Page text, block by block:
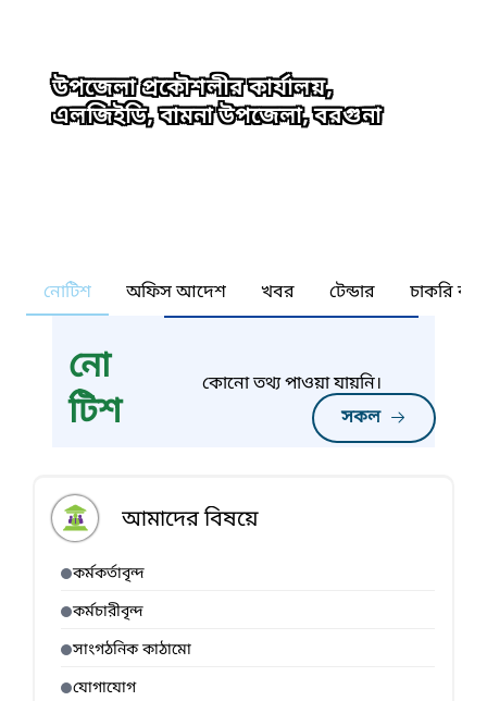
উপজেলা প্রকৌশলীর কার্যালয়,
এলজিইডি, বামনা উপজেলা, বরগুনা
নোটিশ অফিস আদেশ খবর টেন্ডার চাকরি
নো
টিশ
সকল
কোনো তথ্য পাওয়া যায়নি।
আমাদের বিষয়ে
কর্মকর্তাবৃন্দ
কর্মচারীবৃন্দ
সাংগঠনিক কাঠামো
যোগাযোগ